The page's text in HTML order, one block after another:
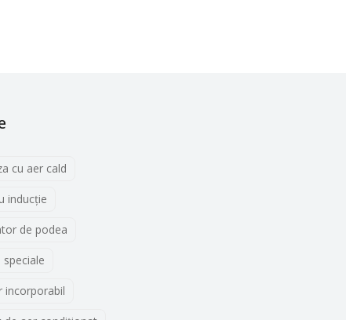
cu aer cald
inducţie
de podea
incorporabil